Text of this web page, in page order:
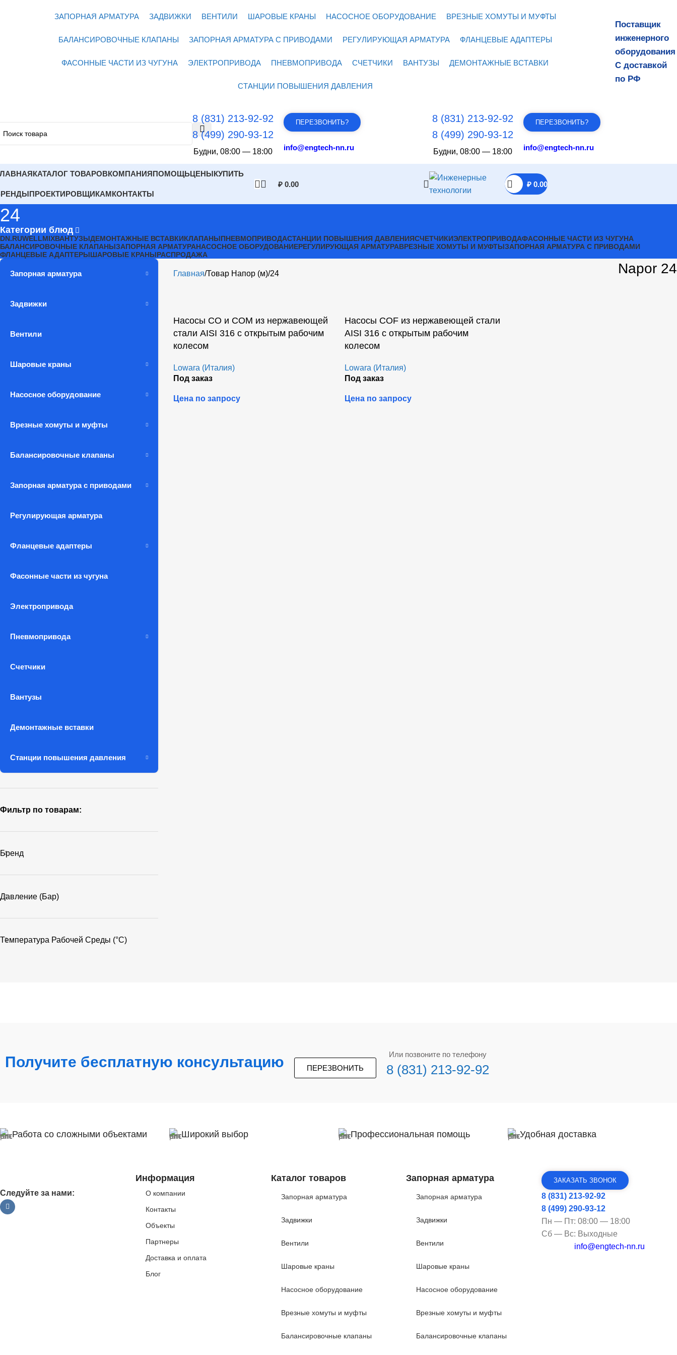
ЗАПОРНАЯ АРМАТУРА ЗАДВИЖКИ ВЕНТИЛИ ШАРОВЫЕ КРАНЫ НАСОСНОЕ ОБОРУДОВАНИЕ ВРЕЗНЫЕ ХОМУТЫ И МУФТЫ
БАЛАНСИРОВОЧНЫЕ КЛАПАНЫ ЗАПОРНАЯ АРМАТУРА С ПРИВОДАМИ РЕГУЛИРУЮЩАЯ АРМАТУРА ФЛАНЦЕВЫЕ АДАПТЕРЫ
ФАСОННЫЕ ЧАСТИ ИЗ ЧУГУНА ЭЛЕКТРОПРИВОДА ПНЕВМОПРИВОДА СЧЕТЧИКИ ВАНТУЗЫ ДЕМОНТАЖНЫЕ ВСТАВКИ
СТАНЦИИ ПОВЫШЕНИЯ ДАВЛЕНИЯ
Поставщик
инженерного
оборудования
С доставкой
по РФ
8 (831) 213-92-92
8 (499) 290-93-12
Будни, 08:00 — 18:00
ПЕРЕЗВОНИТЬ?
info@engtech-nn.ru
8 (831) 213-92-92
8 (499) 290-93-12
Будни, 08:00 — 18:00
ПЕРЕЗВОНИТЬ?
info@engtech-nn.ru
КАТАЛОГ ТОВАРОВКОМПАНИЯПОМОЩЬЦЕНЫКУПИТЬ
ПРОЕКТИРОВЩИКАМКОНТАКТЫ
₽0.00 ₽0.00
24
Категории блюд
DN.RUWELLMIXВАНТУЗЫДЕМОНТАЖНЫЕ ВСТАВКИКЛАПАНЫПНЕВМОПРИВОДАСТАНЦИИ ПОВЫШЕНИЯ ДАВЛЕНИЯСЧЕТЧИКИЭЛЕКТРОПРИВОДАФАСОННЫЕ ЧАСТИ ИЗ ЧУГУНА
БАЛАНСИРОВОЧНЫЕ КЛАПАНЫЗАПОРНАЯ АРМАТУРАНАСОСНОЕ ОБОРУДОВАНИЕРЕГУЛИРУЮЩАЯ АРМАТУРАВРЕЗНЫЕ ХОМУТЫ И МУФТЫЗАПОРНАЯ АРМАТУРА С ПРИВОДАМИ
ФЛАНЦЕВЫЕ АДАПТЕРЫШАРОВЫЕ КРАНЫРАСПРОДАЖА
Запорная арматура
Задвижки
Вентили
Шаровые краны
Насосное оборудование
Врезные хомуты и муфты
Балансировочные клапаны
Запорная арматура с приводами
Регулирующая арматура
Фланцевые адаптеры
Фасонные части из чугуна
Электропривода
Пневмопривода
Счетчики
Вантузы
Демонтажные вставки
Станции повышения давления
Фильтр по товарам:
Бренд
Давление (бар)
Температура Рабочей Среды (°C)
Главная Товар Напор (м) 24 Napor 24
Насосы CO и COM из нержавеющей
стали AISI 316 с открытым рабочим
колесом
Lowara (Италия)
Под заказ
Цена по запросу
Насосы COF из нержавеющей стали
AISI 316 с открытым рабочим
колесом
Lowara (Италия)
Под заказ
Цена по запросу
Получите бесплатную консультацию ПЕРЕЗВОНИТЬ
Или позвоните по телефону
8 (831) 213-92-92
Работа со сложными объектами Широкий выбор Профессиональная помощь Удобная доставка
Следуйте за нами:
Информация
О компании
Контакты
Объекты
Партнеры
Доставка и оплата
Блог
Каталог товаров
Запорная арматура
Задвижки
Вентили
Шаровые краны
Насосное оборудование
Врезные хомуты и муфты
Балансировочные клапаны
Запорная арматура
Запорная арматура
Задвижки
Вентили
Шаровые краны
Насосное оборудование
Врезные хомуты и муфты
Балансировочные клапаны
ЗАКАЗАТЬ ЗВОНОК
8 (831) 213-92-92
8 (499) 290-93-12
Пн — Пт: 08:00 — 18:00
Сб — Вс: Выходные
info@engtech-nn.ru